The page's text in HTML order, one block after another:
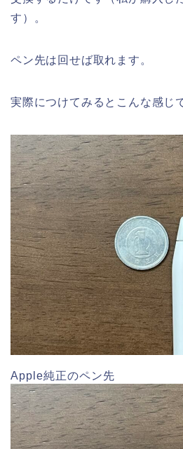
す）。
ペン先は回せば取れます。
実際につけてみるとこんな感じ
Apple純正のペン先